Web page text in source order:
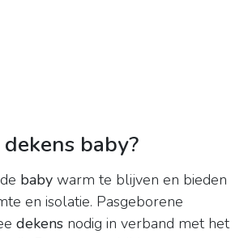
baby?
baby warm te blijven en bieden
en isolatie. Pasgeborene
dekens nodig in verband met het